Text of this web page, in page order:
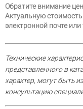
Обратите внимание
Актуальную
электронной почте или
Технические
представленного в
характер, могут быть
консультацию